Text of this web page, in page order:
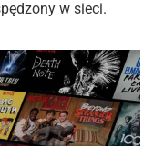
w sieci.